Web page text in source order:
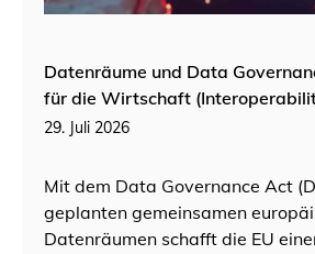
Datenräume und Data
für die Wirtschaft
29. Juli 2026
Mit dem Data Governance Act
geplanten gemeinsamen
Datenräumen schafft die EU